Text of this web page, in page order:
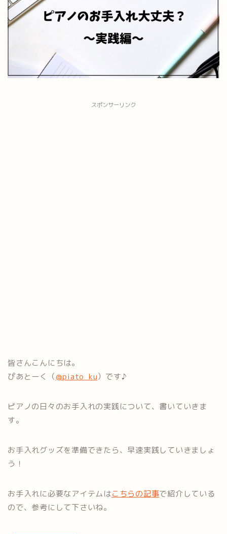
スポンサーリンク
皆さんこんにちは。
ぴあとーく（@piato_ku）です♪
ピアノの日々のお手入れの実践について、書いていきま
す。
お手入れグッズを準備できたら、早速実践していきましょ
う！
お手入れに必要なアイテムはこちらの記事で紹介している
ので、参考にして下さいね。